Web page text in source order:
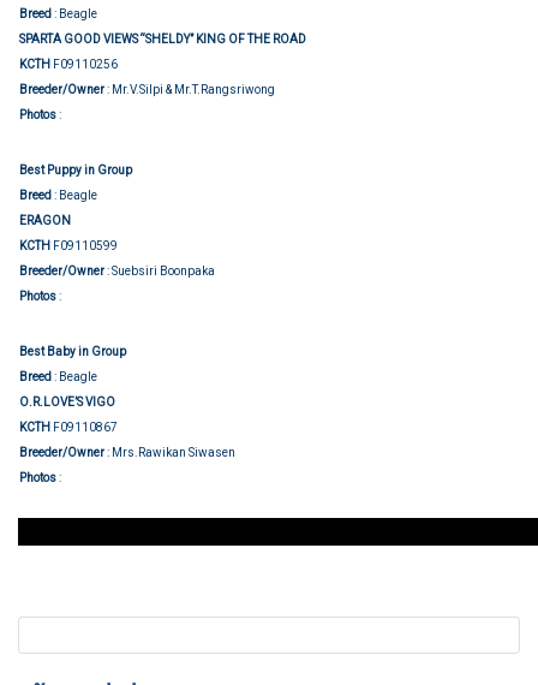
Breed : Beagle
SPARTA GOOD VIEWS “SHELDY” KING OF THE ROAD
KCTH F09110256
Breeder/Owner: Mr.V.Silpi & Mr.T.Rangsriwong
Photos:
Best Puppy in Group
Breed : Beagle
ERAGON
KCTH F09110599
Breeder/Owner: Suebsiri Boonpaka
Photos:
Best Baby in Group
Breed : Beagle
O.R.LOVE’S VIGO
KCTH F09110867
Breeder/Owner: Mrs.Rawikan Siwasen
Photos: